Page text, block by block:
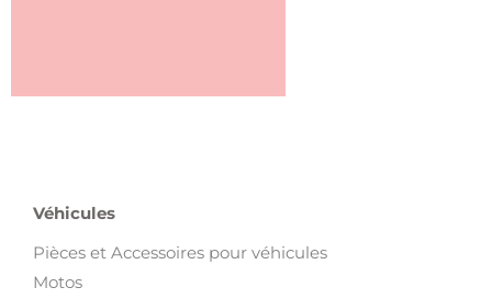
Véhicules
Pièces et Accessoires pour véhicules
Motos